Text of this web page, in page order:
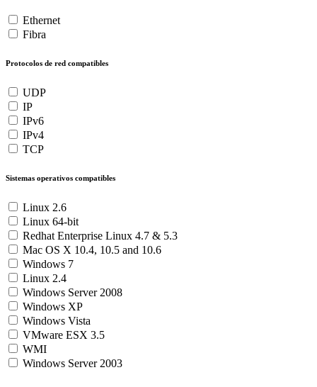
Ethernet
Fibra
Protocolos de red compatibles
UDP
IP
IPv6
IPv4
TCP
Sistemas operativos compatibles
Linux 2.6
Linux 64-bit
Redhat Enterprise Linux 4.7 & 5.3
Mac OS X 10.4, 10.5 and 10.6
Windows 7
Linux 2.4
Windows Server 2008
Windows XP
Windows Vista
VMware ESX 3.5
WMI
Windows Server 2003